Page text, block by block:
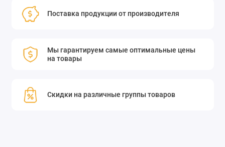
Поставка продукции от производителя
Мы гарантируем самые оптимальные цены
на товары
Скидки на различные группы товаров